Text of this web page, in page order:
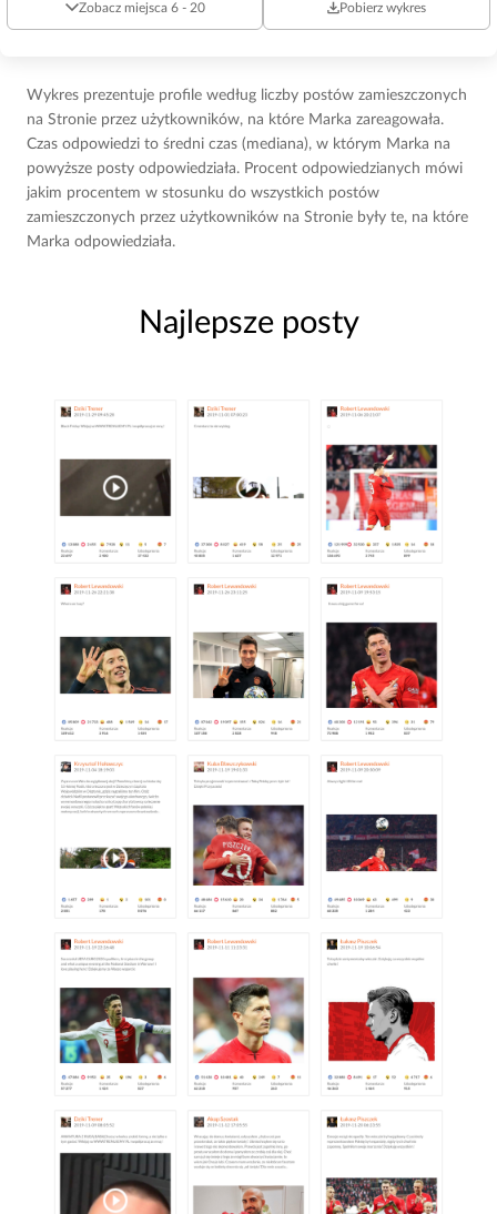
Zobacz miejsca 6 - 20 Pobierz wykres
Wykres prezentuje profile według liczby postów zamieszczonych
na Stronie przez użytkowników, na które Marka zareagowała.
Czas odpowiedzi to średni czas (mediana), w którym Marka na
powyższe posty odpowiedziała. Procent odpowiedzianych mówi
jakim procentem w stosunku do wszystkich postów
zamieszczonych przez użytkowników na Stronie były te, na które
Marka odpowiedziała.
Najlepsze posty